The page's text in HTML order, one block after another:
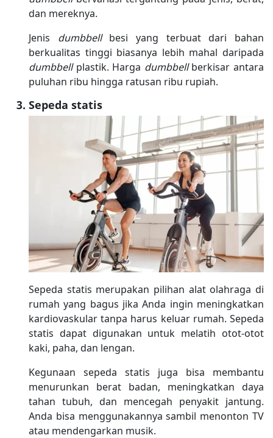
dan mereknya.
Jenis dumbbellbesi yang terbuat dari bahan
berkualitas tinggi biasanya lebih mahal daripada
dumbbell plastik. Harga dumbbellberkisar antara
puluhan ribu hingga ratusan ribu rupiah.
Sepeda statis
Sepeda statis merupakan pilihan alat olahraga di
rumah yang bagus jika Anda ingin meningkatkan
kardiovaskular tanpa harus keluar rumah. Sepeda
statis dapat digunakan untuk melatih otot-otot
kaki, paha, dan lengan.
Kegunaan sepeda statis juga bisa membantu
menurunkan berat badan, meningkatkan daya
tahan tubuh, dan mencegah penyakit jantung.
Anda bisa menggunakannya sambil menonton TV
atau mendengarkan musik.